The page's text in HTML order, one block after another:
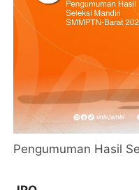
Pengumuman Hasil